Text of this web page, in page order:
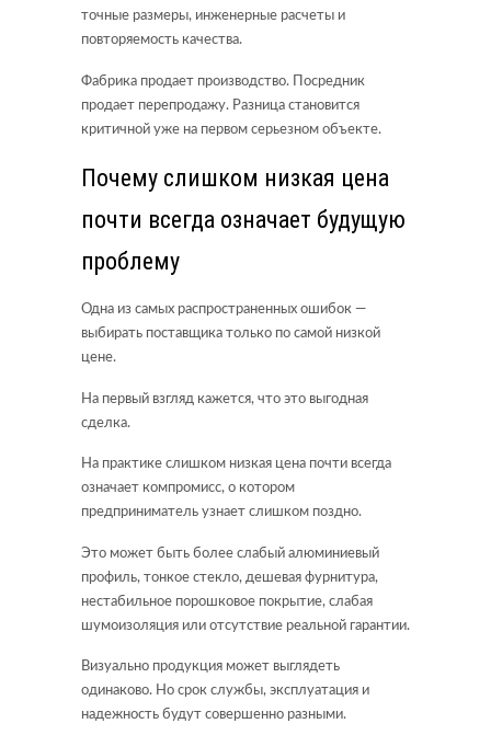
точные размеры, инженерные расчеты и
повторяемость качества.
Фабрика продает производство. Посредник
продает перепродажу. Разница становится
критичной уже на первом серьезном объекте.
Почему слишком низкая цена
почти всегда означает будущую
проблему
Одна из самых распространенных ошибок —
выбирать поставщика только по самой низкой
цене.
На первый взгляд кажется, что это выгодная
сделка.
На практике слишком низкая цена почти всегда
означает компромисс, о котором
предприниматель узнает слишком поздно.
Это может быть более слабый алюминиевый
профиль, тонкое стекло, дешевая фурнитура,
нестабильное порошковое покрытие, слабая
шумоизоляция или отсутствие реальной гарантии.
Визуально продукция может выглядеть
одинаково. Но срок службы, эксплуатация и
надежность будут совершенно разными.